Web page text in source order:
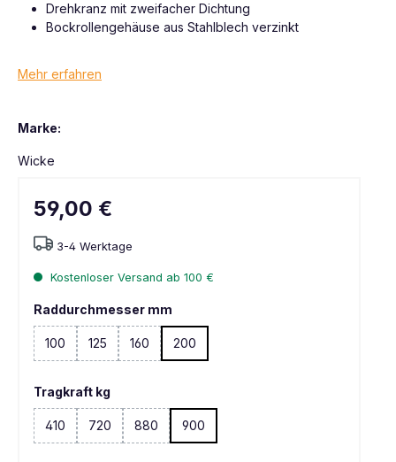
Drehkranz mit zweifacher Dichtung
Bockrollengehäuse aus Stahlblech verzinkt
Mehr erfahren
Marke:
Wicke
59,00 €
3-4 Werktage
Kostenloser Versand ab 100 €
Raddurchmesser mm
100 125 160 200
Tragkraft kg
410 720 880 900